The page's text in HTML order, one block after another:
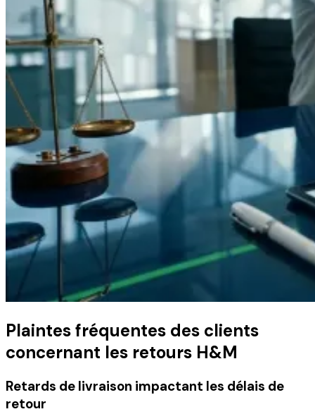
Plaintes fréquentes des clients
concernant les retours H&M
Retards de livraison impactant les délais de
retour